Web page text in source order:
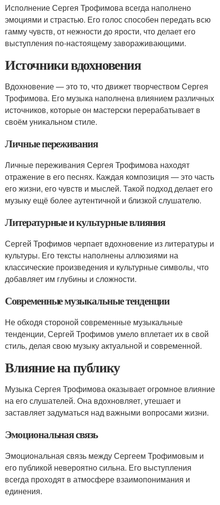
Исполнение Сергея Трофимова всегда наполнено
эмоциями и страстью. Его голос способен передать всю
гамму чувств, от нежности до ярости, что делает его
выступления по-настоящему завораживающими.
Источники вдохновения
Вдохновение — это то, что движет творчеством Сергея
Трофимова. Его музыка наполнена влиянием различных
источников, которые он мастерски перерабатывает в
своём уникальном стиле.
Личные переживания
Личные переживания Сергея Трофимова находят
отражение в его песнях. Каждая композиция — это часть
его жизни, его чувств и мыслей. Такой подход делает его
музыку ещё более аутентичной и близкой слушателю.
Литературные и культурные влияния
Сергей Трофимов черпает вдохновение из литературы и
культуры. Его тексты наполнены аллюзиями на
классические произведения и культурные символы, что
добавляет им глубины и сложности.
Современные музыкальные тенденции
Не обходя стороной современные музыкальные
тенденции, Сергей Трофимов умело вплетает их в свой
стиль, делая свою музыку актуальной и современной.
Влияние на публику
Музыка Сергея Трофимова оказывает огромное влияние
на его слушателей. Она вдохновляет, утешает и
заставляет задуматься над важными вопросами жизни.
Эмоциональная связь
Эмоциональная связь между Сергеем Трофимовым и
его публикой невероятно сильна. Его выступления
всегда проходят в атмосфере взаимопонимания и
единения.